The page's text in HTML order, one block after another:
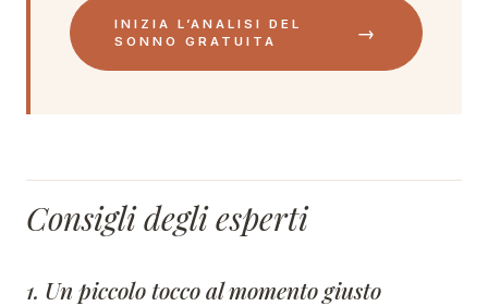
INIZIA L’ANALISI DEL
SONNO GRATUITA
→
Consigli degli esperti
1. Un piccolo tocco al momento giusto